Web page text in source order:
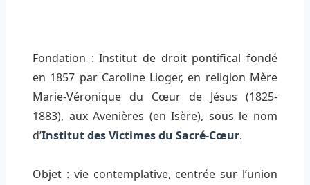
Fondation : Institut de droit pontifical fondé
en 1857 par Caroline Lioger, en religion Mère
Marie-Véronique du Cœur de Jésus (1825-
1883), aux Avenières (en Isère), sous le nom
d’Institut des Victimes du Sacré-Cœur.
Objet : vie contemplative, centrée sur l’union